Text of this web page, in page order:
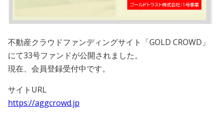
電子決済等代行業に係る表示
外部送信、第三者提供、情報収集モジュールの有無
OWNERS.COM API利用規約
ログイン
不動産クラウドファンディングサイト「GOLD CROWD」
にて33号ファンドが公開されました。
現在、会員登録受付中です。
サイトURL
https://aggcrowd.jp